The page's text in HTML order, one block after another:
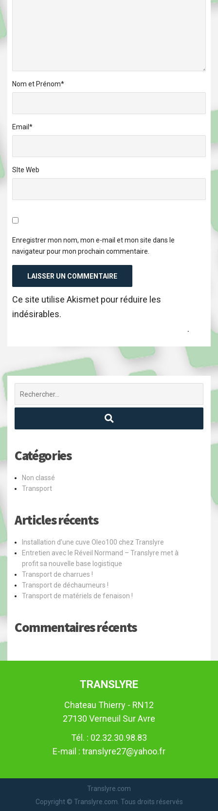
Nom et Prénom*
Email *
SIte Web
Enregistrer mon nom, mon e-mail et mon site dans le
navigateur pour mon prochain commentaire.
Ce site utilise Akismet pour réduire les
indésirables.
.
pour
:
Catégories
Non classé
Transport
Articles récents
Installation d’une cuve Oleo100 chez Translyre
Entretien avec le Réveil Normand – Translyre met à
profit sa nouvelle base logistique
Transport de charrues !
Transport de déchaumeurs !
Transport de matériels de fenaison !
Commentaires récents
TRANSLYRE
Chateau Thierry - RN12
27130 Verneuil Sur Avre
Tél. : 02.32.30.98.83
E-mail : translyre27@yahoo.fr
Translyre.com
Copyright © Translyre.com. Tous droits réservés